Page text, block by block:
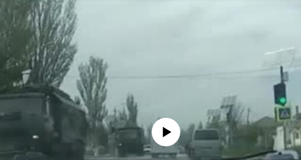
No media source currently available